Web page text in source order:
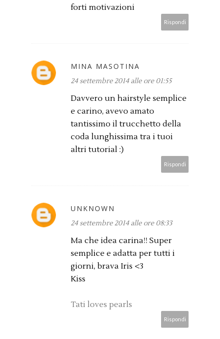
forti motivazioni
Rispondi
MINA MASOTINA
24 settembre 2014 alle ore 01:55
Davvero un hairstyle semplice
e carino, avevo amato
tantissimo il trucchetto della
coda lunghissima tra i tuoi
altri tutorial :)
Rispondi
UNKNOWN
24 settembre 2014 alle ore 08:33
Ma che idea carina!! Super
semplice e adatta per tutti i
giorni, brava Iris <3
Kiss
Tati loves pearls
Rispondi